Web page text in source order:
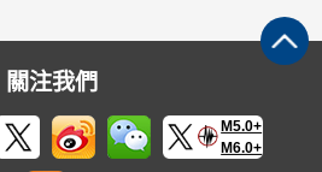
關注我們
M5.0+
M6.0+